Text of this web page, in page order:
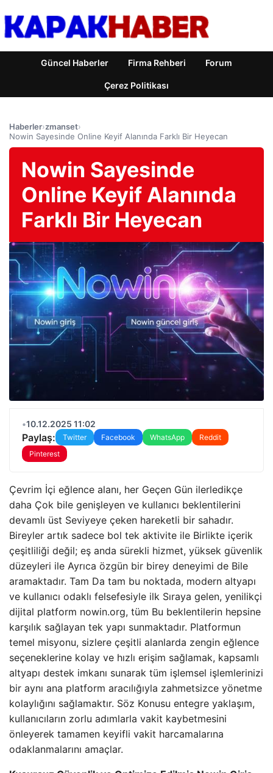
Güncel Haberler Firma Rehberi Forum
Çerez Politikası
Haberler›zmanset›
Nowin Sayesinde Online Keyif Alanında Farklı Bir Heyecan
Nowin Sayesinde
Online Keyif Alanında
Farklı Bir Heyecan
•10.12.2025 11:02
Paylaş: Twitter Facebook WhatsApp
Reddit
Pinterest
Çevrim İçi eğlence alanı, her Geçen Gün ilerledikçe
daha Çok bile genişleyen ve kullanıcı beklentilerini
devamlı üst Seviyeye çeken hareketli bir sahadır.
Bireyler artık sadece bol tek aktivite ile Birlikte içerik
çeşitliliği değil; eş anda sürekli hizmet, yüksek güvenlik
düzeyleri ile Ayrıca özgün bir birey deneyimi de Bile
aramaktadır. Tam Da tam bu noktada, modern altyapı
ve kullanıcı odaklı felsefesiyle ilk Sıraya gelen, yenilikçi
dijital platform nowin.org, tüm Bu beklentilerin hepsine
karşılık sağlayan tek yapı sunmaktadır. Platformun
temel misyonu, sizlere çeşitli alanlarda zengin eğlence
seçeneklerine kolay ve hızlı erişim sağlamak, kapsamlı
altyapı destek imkanı sunarak tüm işlemsel işlemlerinizi
bir aynı ana platform aracılığıyla zahmetsizce yönetme
kolaylığını sağlamaktır. Söz Konusu entegre yaklaşım,
kullanıcıların zorlu adımlarla vakit kaybetmesini
önleyerek tamamen keyifli vakit harcamalarına
odaklanmalarını amaçlar.